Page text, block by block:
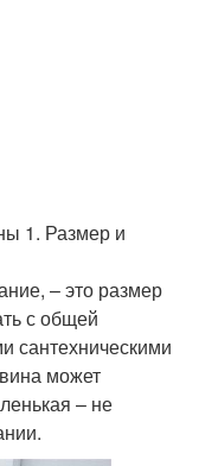
1. Размер и
– это размер
с общей
сантехническими
может
– не